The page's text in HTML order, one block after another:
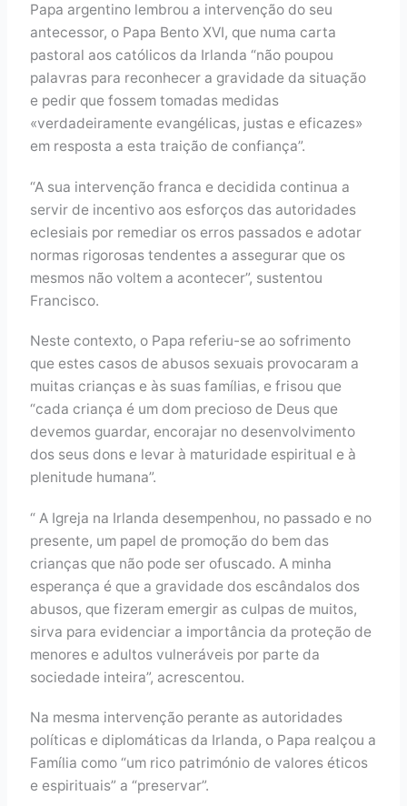
Papa argentino lembrou a intervenção do seu
antecessor, o Papa Bento XVI, que numa carta
pastoral aos católicos da Irlanda “não poupou
palavras para reconhecer a gravidade da situação
e pedir que fossem tomadas medidas
«verdadeiramente evangélicas, justas e eficazes»
em resposta a esta traição de confiança”.
“A sua intervenção franca e decidida continua a
servir de incentivo aos esforços das autoridades
eclesiais por remediar os erros passados e adotar
normas rigorosas tendentes a assegurar que os
mesmos não voltem a acontecer”, sustentou
Francisco.
Neste contexto, o Papa referiu-se ao sofrimento
que estes casos de abusos sexuais provocaram a
muitas crianças e às suas famílias, e frisou que
“cada criança é um dom precioso de Deus que
devemos guardar, encorajar no desenvolvimento
dos seus dons e levar à maturidade espiritual e à
plenitude humana”.
“ A Igreja na Irlanda desempenhou, no passado e no
presente, um papel de promoção do bem das
crianças que não pode ser ofuscado. A minha
esperança é que a gravidade dos escândalos dos
abusos, que fizeram emergir as culpas de muitos,
sirva para evidenciar a importância da proteção de
menores e adultos vulneráveis por parte da
sociedade inteira”, acrescentou.
Na mesma intervenção perante as autoridades
políticas e diplomáticas da Irlanda, o Papa realçou a
Família como “um rico património de valores éticos
e espirituais” a “preservar”.